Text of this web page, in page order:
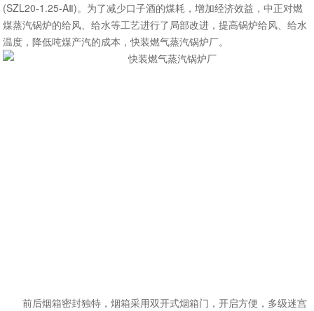
(SZL20-1.25-AⅡ)。为了减少口子酒的煤耗，增加经济效益，中正对燃
煤蒸汽锅炉的给风、给水等工艺进行了局部改进，提高锅炉给风、给水
温度，降低吨煤产汽的成本，快装燃气蒸汽锅炉厂。
前后烟箱密封独特，烟箱采用双开式烟箱门，开启方便，多级迷宫